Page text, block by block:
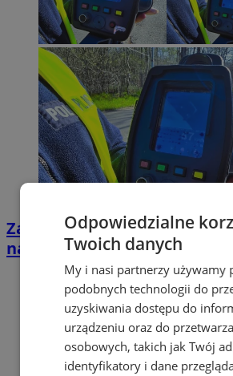
Zabrzańska akcja
na bezpieczeństwo na
Odpowiedzialne
Twoich danych
My i nasi partnerzy używamy
podobnych technologii do
uzyskiwania dostępu do
urządzeniu oraz do
osobowych, takich jak Twój
identyfikatory i dane